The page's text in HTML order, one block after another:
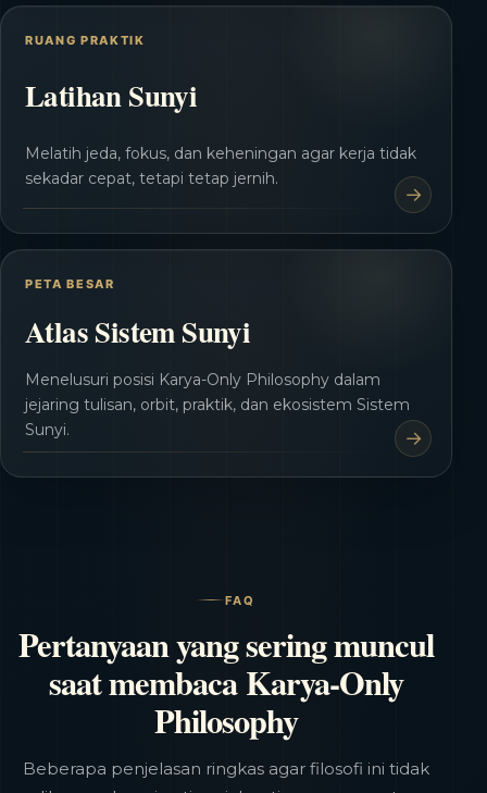
RUANG PRAKTIK
Latihan Sunyi
Melatih jeda, fokus, dan keheningan agar kerja tidak
sekadar cepat, tetapi tetap jernih.
PETA BESAR
Atlas Sistem Sunyi
Menelusuri posisi Karya-Only Philosophy dalam
jejaring tulisan, orbit, praktik, dan ekosistem Sistem
Sunyi.
FAQ
Pertanyaan yang sering muncul
saat membaca Karya-Only
Philosophy
Beberapa penjelasan ringkas agar filosofi ini tidak